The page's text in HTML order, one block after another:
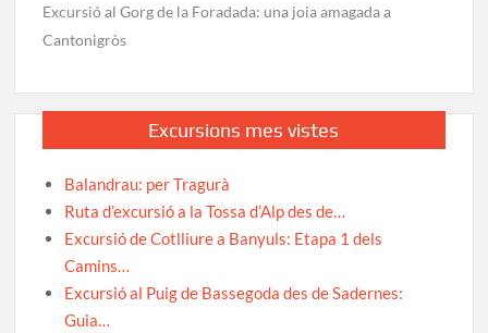
Excursió al Gorg de la Foradada: una joia amagada a
Cantonigròs
Excursions mes vistes
Balandrau: per Tragurà
Ruta d’excursió a la Tossa d’Alp des de…
Excursió de Cotlliure a Banyuls: Etapa 1 dels
Camins…
Excursió al Puig de Bassegoda des de Sadernes:
Guia…